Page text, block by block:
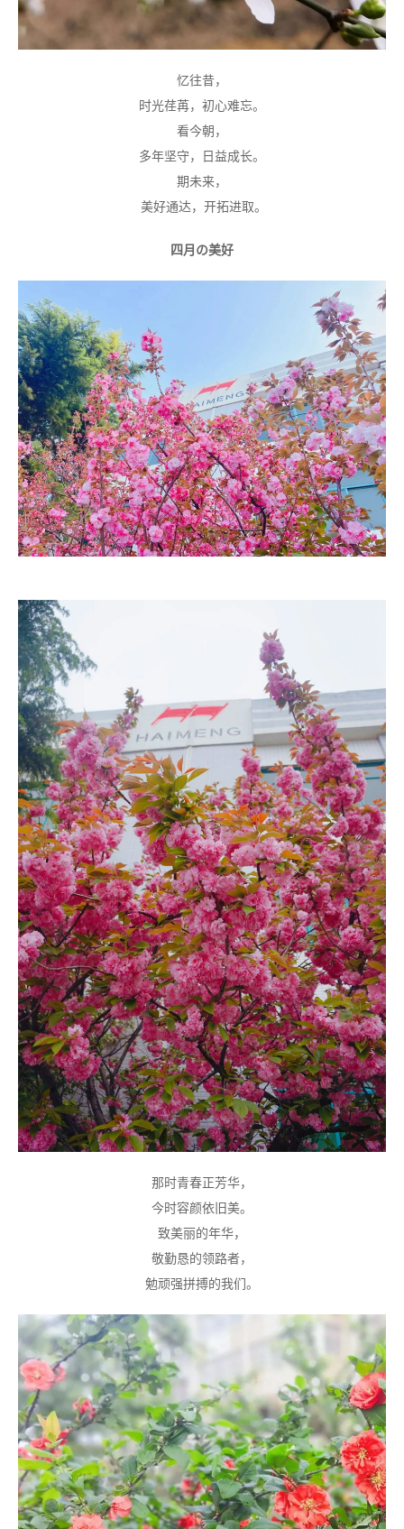
忆往昔，
时光荏苒，初心难忘。
看今朝，
多年坚守，日益成长。
期未来，
美好通达，开拓进取。
四月の美好
那时青春正芳华，
今时容颜依旧美。
致美丽的年华，
敬勤恳的领路者，
勉顽强拼搏的我们。